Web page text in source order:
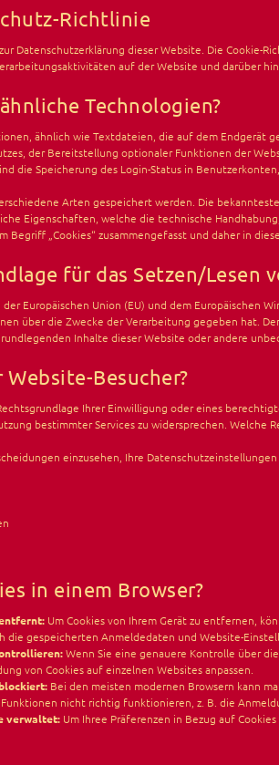
Richtlinie
Datenschutzerklärung dieser Website. Die Cookie-
auf der Website und darüber
Technologien?
ähnlich wie Textdateien, die auf dem
der Bereitstellung optionaler Funktionen der
die Speicherung des Login-Status in
Arten gespeichert werden. Die
Eigenschaften, welche die technische
„Cookies“ zusammengefasst und daher in
für das Setzen/Lesen
Europäischen Union (EU) und dem Europäischen
über die Zwecke der Verarbeitung gegeben hat.
Inhalte dieser Website oder andere
Besucher?
Ihrer Einwilligung oder eines
bestimmter Services zu widersprechen. Welche
einzusehen, Ihre
in einem Browser?
Um Cookies von Ihrem Gerät zu entfernen,
die gespeicherten Anmeldedaten und Website-
Wenn Sie eine genauere Kontrolle über
von Cookies auf einzelnen Websites anpassen.
Bei den meisten modernen Browsern kann
nicht richtig funktionieren, z. B. die
verwaltet: Um Ihree Präferenzen in Bezug auf